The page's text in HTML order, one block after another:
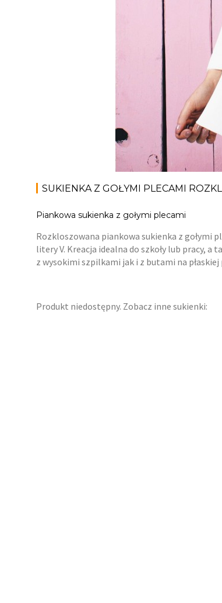
SUKIENKA Z GOŁYMI PLECAMI
Piankowa sukienka z gołymi plecami
Rozkloszowana piankowa sukienka z gołymi
litery V. Kreacja idealna do szkoły lub pracy,
z wysokimi szpilkami jak i z butami na
Produkt niedostępny. Zobacz inne sukienki: